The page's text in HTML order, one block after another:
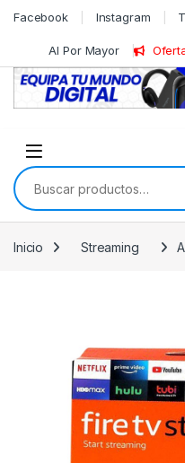
Skip to navigation
Skip to content
Facebook Instagram
Al Por Mayor
Buscar por:
Inicio Streaming